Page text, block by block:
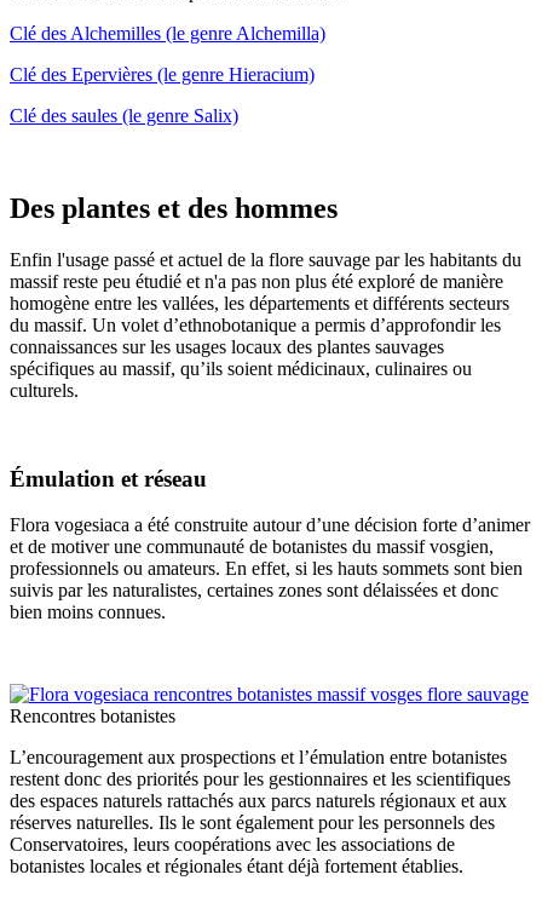
Clé des Alchemilles (le genre Alchemilla)
Clé des Epervières (le genre Hieracium)
Clé des saules (le genre Salix)
Des plantes et des hommes
Enfin l'usage passé et actuel de la flore sauvage par les habitants du
massif reste peu étudié et n'a pas non plus été exploré de manière
homogène entre les vallées, les départements et différents secteurs
du massif. Un volet d’ethnobotanique a permis d’approfondir les
connaissances sur les usages locaux des plantes sauvages
spécifiques au massif, qu’ils soient médicinaux, culinaires ou
culturels.
Émulation et réseau
Flora vogesiaca a été construite autour d’une décision forte d’animer
et de motiver une communauté de botanistes du massif vosgien,
professionnels ou amateurs. En effet, si les hauts sommets sont bien
suivis par les naturalistes, certaines zones sont délaissées et donc
bien moins connues.
Rencontres botanistes
L’encouragement aux prospections et l’émulation entre botanistes
restent donc des priorités pour les gestionnaires et les scientifiques
des espaces naturels rattachés aux parcs naturels régionaux et aux
réserves naturelles. Ils le sont également pour les personnels des
Conservatoires, leurs coopérations avec les associations de
botanistes locales et régionales étant déjà fortement établies.